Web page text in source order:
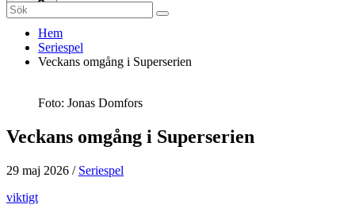
Search
for:
Hem
Seriespel
Veckans omgång i Superserien
Foto: Jonas Domfors
Veckans omgång i Superserien
29 maj 2026 / Seriespel
viktigt